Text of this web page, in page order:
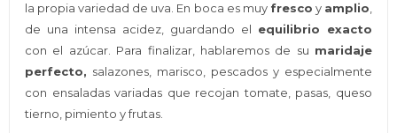
la propia variedad de uva. En boca es muy fresco y amplio,
de una intensa acidez, guardando el equilibrio exacto
con el azúcar. Para finalizar, hablaremos de su maridaje
perfecto, salazones, marisco, pescados y especialmente
con ensaladas variadas que recojan tomate, pasas, queso
tierno, pimiento y frutas.